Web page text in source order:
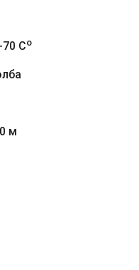
Co
м